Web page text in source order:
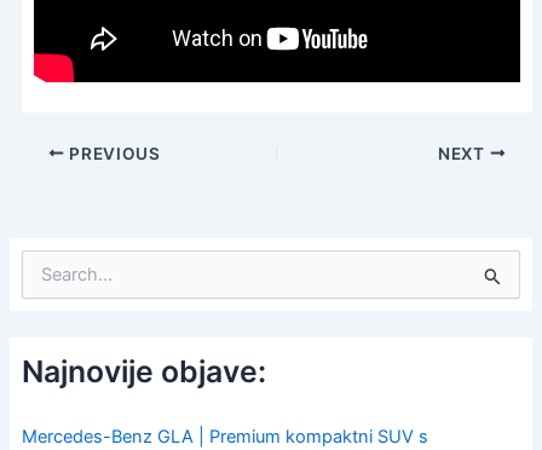
PREVIOUS NEXT
c
h
o
Najnovije objave:
Mercedes-Benz GLA | Premium kompaktni SUV s